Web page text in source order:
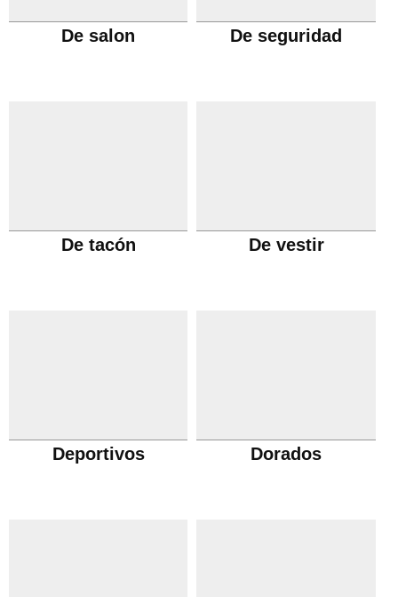
De salon De seguridad
De tacón De vestir
Deportivos Dorados